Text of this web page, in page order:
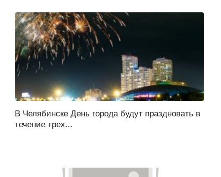
В Челябинске День города будут праздновать в
течение трех...